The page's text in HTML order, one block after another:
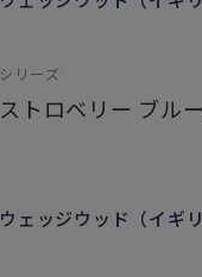
シリーズ
ストロベリー ブル
ウェッジウッド（イギ